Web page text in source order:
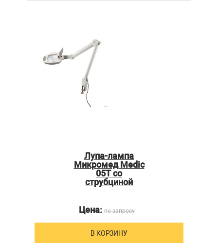
Лупа-лампа
Микромед Medic
05T со
струбциной
Цена:по запросу
В КОРЗИНУ